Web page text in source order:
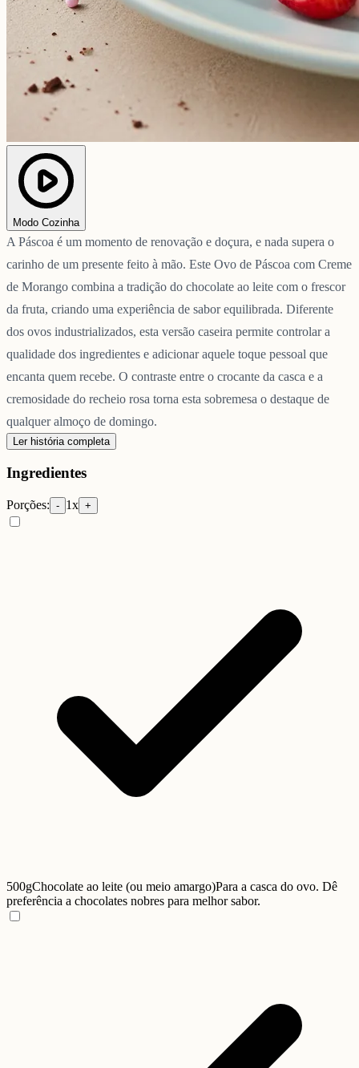
Modo Cozinha
A Páscoa é um momento de renovação e doçura, e nada supera o
carinho de um presente feito à mão. Este Ovo de Páscoa com Creme
de Morango combina a tradição do chocolate ao leite com o frescor
da fruta, criando uma experiência de sabor equilibrada. Diferente
dos ovos industrializados, esta versão caseira permite controlar a
qualidade dos ingredientes e adicionar aquele toque pessoal que
encanta quem recebe. O contraste entre o crocante da casca e a
cremosidade do recheio rosa torna esta sobremesa o destaque de
qualquer almoço de domingo.
Ler história completa
Ingredientes
Porções: - 1x +
500gChocolate ao leite (ou meio amargo)Para a casca do ovo. Dê
preferência a chocolates nobres para melhor sabor.